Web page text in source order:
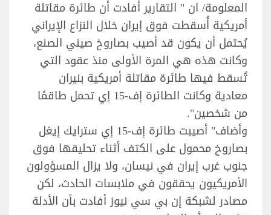
المعلومة/ ان " التقارير أفادت أن طائرة مقاتلة
أمريكية أُسقطت فوق إيران خلال النزاع الإيراني
يُحتمل أن يكون قد أصيب بصاروخ صيني الصنع،
وكانت هذه هي المرة الأولى منذ عقود التي
تُسقط فيها طائرة مقاتلة أمريكية بنيران
معادية وكانت الطائرة إف-15 إي تحمل طاقمًا
من شخصين".
وأضاف" أصيبت طائرة إف-15 إي سترايك إيغل
بصاروخ محمول على الكتف أثناء تحليقها فوق
جنوب غرب إيران في نيسان، ولا يزال المسؤولون
الأمريكيون يحققون في ملابسات الحادث، لكن
مصادر لشبكة إن بي سي نيوز أفادت بأن الأدلة